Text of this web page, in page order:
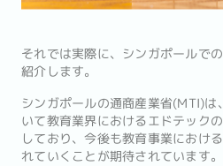
それでは実際に、シンガポールで
紹介します。
シンガポールの通商産業省(MTI)は
いて教育業界におけるエドテック
しており、今後も教育事業におけ
れていくことが期待されています。